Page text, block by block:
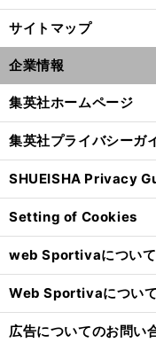
サイトマップ
企業情報
集英社ホームページ
集英社プライバシーガ
SHUEISHA Privacy
Setting of Cookies
web Sportivaについて
Web Sportivaについ
広告についてのお問い